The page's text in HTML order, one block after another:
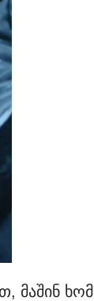
მაშინ